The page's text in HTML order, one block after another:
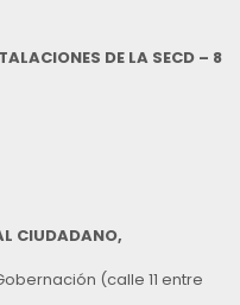
DE LA SECD – 8
CIUDADANO,
(calle 11 entre